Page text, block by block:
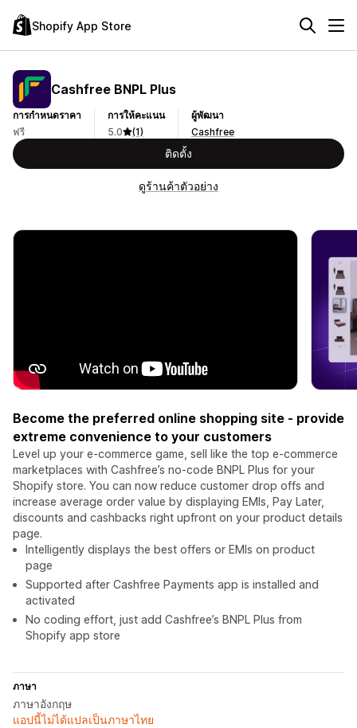
Shopify App Store
Cashfree BNPL Plus
การกำหนดราคา
ฟรี
การให้คะแนน
5.0
(1)
ผู้พัฒนา
Cashfree
ติดตั้ง
ดูร้านค้าตัวอย่าง
Become the preferred online shopping site - provide
extreme convenience to your customers
Level up your e-commerce game, sell like the top e-commerce
marketplaces with Cashfree’s no-code BNPL Plus for your
Shopify store. You can now reduce customer drop offs and
increase average order value by displaying EMIs, Pay Later,
discounts and cashbacks right upfront on your product details
page.
Intelligently displays the best offers or EMIs on product
page
Supported after Cashfree Payments app is installed and
activated
No coding effort, just add Cashfree’s BNPL Plus from
Shopify app store
ภาษา
ภาษาอังกฤษ
แอปนี้ไม่ได้แปลเป็นภาษาไทย